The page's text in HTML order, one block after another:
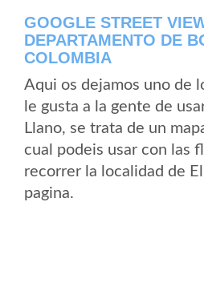
GOOGLE STREET
DEPARTAMENTO DE
COLOMBIA
Aqui os dejamos uno de
le gusta a la gente de
Llano, se trata de un
cual podeis usar con las
recorrer la localidad de
pagina.